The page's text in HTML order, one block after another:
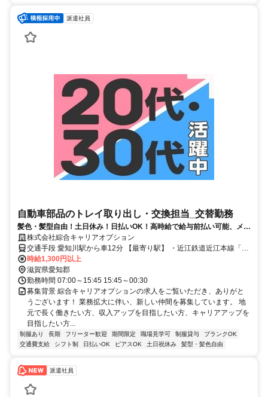
派遣社員
自動車部品のトレイ取り出し・交換担当_交替勤務
髪色・髪型自由！土日休み！日払いOK！高時給で給与前払い可能、メリ
ハリつけて働ける職場です
株式会社綜合キャリアオプション
交通手段 愛知川駅から車12分 【最寄り駅】 ・近江鉄道近江本線「愛
知川駅」
時給1,300円以上
滋賀県愛知郡
勤務時間 07:00～15:45 15:45～00:30
募集背景 綜合キャリアオプションの求人をご覧いただき、ありがと
うございます！ 業務拡大に伴い、新しい仲間を募集しています。 地
元で長く働きたい方、収入アップを目指したい方、キャリアアップを
目指したい方...
制服あり 長期 フリーター歓迎 期間限定 職場見学可 制服貸与
ブランクOK
交通費支給
シフト制 日払いOK ピアスOK 土日祝休み 髪型・髪色自由
派遣社員